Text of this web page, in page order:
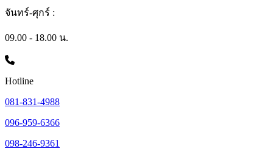
จันทร์-ศุกร์ :
09.00 - 18.00 น.
Hotline
081-831-4988
096-959-6366
098-246-9361